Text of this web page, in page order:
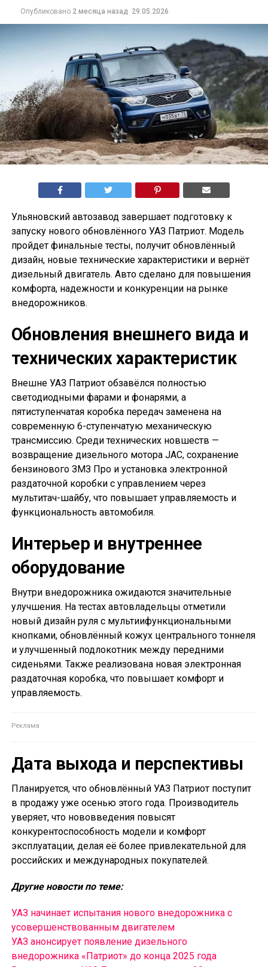
Опубликовано 2 месяца назад 29.05.2026
Ульяновский автозавод завершает подготовку к
запуску нового обновлённого УАЗ Патриот. Модель
пройдет финальные тесты, получит обновлённый
дизайн, новые технические характеристики и вернёт
дизельный двигатель. Авто сделано для повышения
комфорта, надежности и конкуренции на рынке
внедорожников.
Обновления внешнего вида и
технических характеристик
Внешне УАЗ Патриот обзавёлся полностью
светодиодными фарами и фонарями, а
пятиступенчатая коробка передач заменена на
современную 6-ступенчатую механическую
трансмиссию. Среди технических новшеств —
возвращение дизельного мотора JAC, сохранение
бензинового ЗМЗ Про и установка электронной
раздаточной коробки с управлением через
мультитач-шайбу, что повышает управляемость и
функциональность автомобиля.
Интерьер и внутреннее
оборудование
Внутри внедорожника ожидаются значительные
улучшения. На тестах автовладельцы отметили
новый дизайн руля с мультиифункциональными
кнопками, обновлённый кожух центрального тоннеля
и улучшенный подлокотник между передними
сиденьями. Также реализована новая электронная
раздаточная коробка, что повышает комфорт и
управляемость.
Дата выхода и перспективы
Планируется, что обновлённый УАЗ Патриот поступит
в продажу уже осенью этого года. Производитель
уверяет, что нововведения повысят
конкурентоспособность модели и комфорт
эксплуатации, делая её более привлекательной для
российских и международных покупателей.
Другие новости по теме:
УАЗ начинает испытания нового внедорожника с
усовершенствованным двигателем
УАЗ анонсирует появление дизельного
внедорожника «Патриот» до конца 2025 года